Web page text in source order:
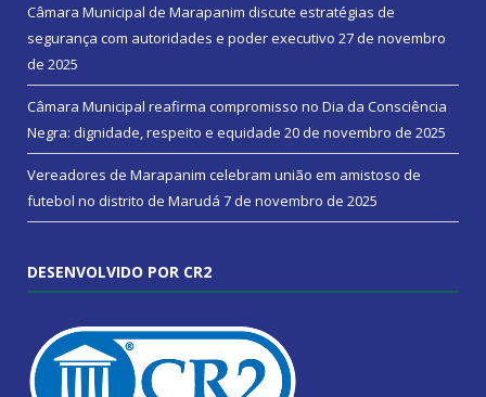
Câmara Municipal de Marapanim discute estratégias de
segurança com autoridades e poder executivo 27 de novembro
de 2025
Câmara Municipal reafirma compromisso no Dia da Consciência
Negra: dignidade, respeito e equidade 20 de novembro de 2025
Vereadores de Marapanim celebram união em amistoso de
futebol no distrito de Marudá 7 de novembro de 2025
DESENVOLVIDO POR CR2